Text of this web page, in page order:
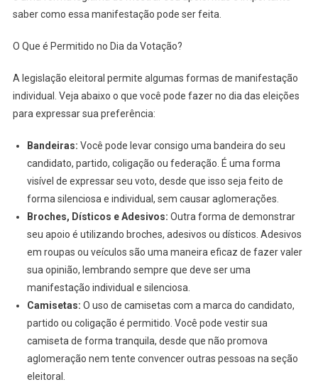
saber como essa manifestação pode ser feita.
O Que é Permitido no Dia da Votação?
A legislação eleitoral permite algumas formas de manifestação
individual. Veja abaixo o que você pode fazer no dia das eleições
para expressar sua preferência:
Bandeiras: Você pode levar consigo uma bandeira do seu
candidato, partido, coligação ou federação. É uma forma
visível de expressar seu voto, desde que isso seja feito de
forma silenciosa e individual, sem causar aglomerações.
Broches, Dísticos e Adesivos: Outra forma de demonstrar
seu apoio é utilizando broches, adesivos ou dísticos. Adesivos
em roupas ou veículos são uma maneira eficaz de fazer valer
sua opinião, lembrando sempre que deve ser uma
manifestação individual e silenciosa.
Camisetas: O uso de camisetas com a marca do candidato,
partido ou coligação é permitido. Você pode vestir sua
camiseta de forma tranquila, desde que não promova
aglomeração nem tente convencer outras pessoas na seção
eleitoral.